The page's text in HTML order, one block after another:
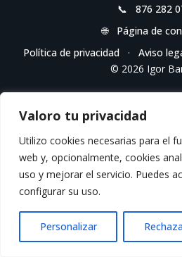
Valoro tu privacidad
Utilizo cookies necesarias para el
web y, opcionalmente, cookies
uso y mejorar el servicio. Puedes
configurar su uso.
Personalizar
📞
876 282
🌐
Página de
Política de privacidad
· Aviso
© 2026 Igor